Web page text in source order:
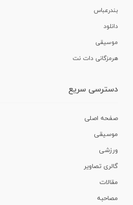
بندرعباس
دانلود
موسیقی
هرمزگانی دات نت
دسترسی سریع
صفحه اصلی
موسیقی
ورزشی
گالری تصاویر
مقالات
مصاحبه